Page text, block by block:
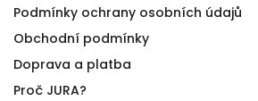
Podmínky ochrany osobních údajů
Obchodní podmínky
Doprava a platba
Proč JURA?